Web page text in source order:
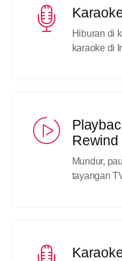
Hiburan di
karaoke di
Rewind
Mundur,
tayangan